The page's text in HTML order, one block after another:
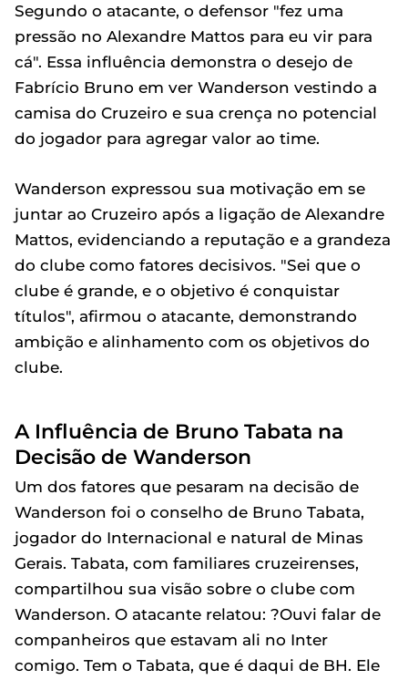
Segundo o atacante, o defensor "fez uma
pressão no Alexandre Mattos para eu vir para
cá". Essa influência demonstra o desejo de
Fabrício Bruno em ver Wanderson vestindo a
camisa do Cruzeiro e sua crença no potencial
do jogador para agregar valor ao time.
Wanderson expressou sua motivação em se
juntar ao Cruzeiro após a ligação de Alexandre
Mattos, evidenciando a reputação e a grandeza
do clube como fatores decisivos. "Sei que o
clube é grande, e o objetivo é conquistar
títulos", afirmou o atacante, demonstrando
ambição e alinhamento com os objetivos do
clube.
A Influência de Bruno Tabata na
Decisão de Wanderson
Um dos fatores que pesaram na decisão de
Wanderson foi o conselho de Bruno Tabata,
jogador do Internacional e natural de Minas
Gerais. Tabata, com familiares cruzeirenses,
compartilhou sua visão sobre o clube com
Wanderson. O atacante relatou: ?Ouvi falar de
companheiros que estavam ali no Inter
comigo. Tem o Tabata, que é daqui de BH. Ele